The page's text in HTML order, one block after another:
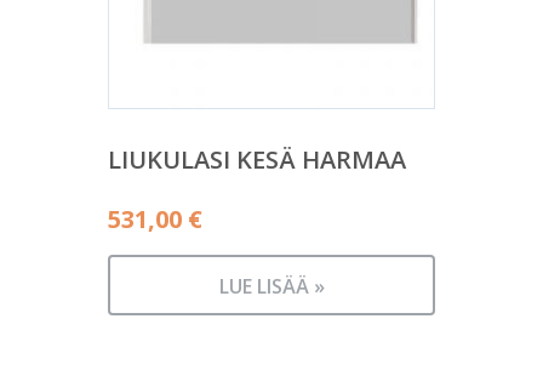
LIUKULASI KESÄ HARMAA
531,00 €
LUE LISÄÄ »